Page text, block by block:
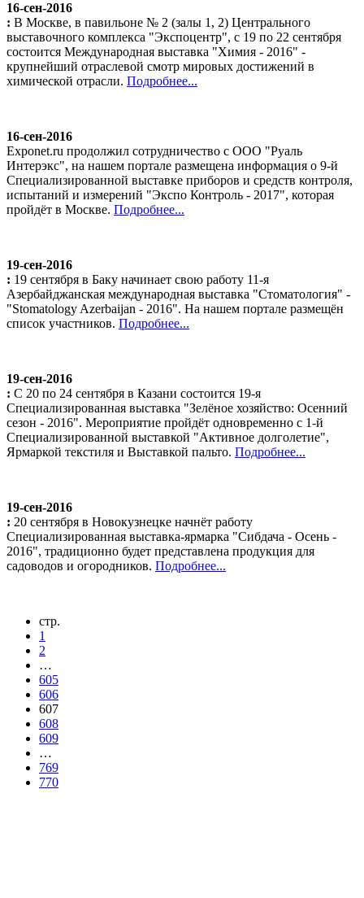
16-сен-2016
: В Москве, в павильоне № 2 (залы 1, 2) Центрального
выставочного комплекса "Экспоцентр", с 19 по 22 сентября
состоится Международная выставка "Химия - 2016" -
крупнейший отраслевой смотр мировых достижений в
химической отрасли. Подробнее...
16-сен-2016
Exponet.ru продолжил сотрудничество с ООО "Руаль
Интерэкс", на нашем портале размещена информация о 9-й
Специализированной выставке приборов и средств контроля,
испытаний и измерений "Экспо Контроль - 2017", которая
пройдёт в Москве. Подробнее...
19-сен-2016
: 19 сентября в Баку начинает свою работу 11-я
Азербайджанская международная выставка "Стоматология" -
"Stomatology Azerbaijan - 2016". На нашем портале размещён
список участников. Подробнее...
19-сен-2016
: С 20 по 24 сентября в Казани состоится 19-я
Специализированная выставка "Зелёное хозяйство: Осенний
сезон - 2016". Мероприятие пройдёт одновременно с 1-й
Специализированной выставкой "Активное долголетие",
Ярмаркой текстиля и Выставкой пальто. Подробнее...
19-сен-2016
: 20 сентября в Новокузнецке начнёт работу
Специализированная выставка-ярмарка "Сибдача - Осень -
2016", традиционно будет представлена продукция для
садоводов и огородников. Подробнее...
стр.
1
2
…
605
606
607
608
609
…
769
770